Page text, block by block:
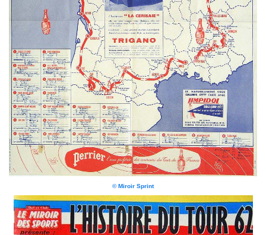
© Miroir Sprint